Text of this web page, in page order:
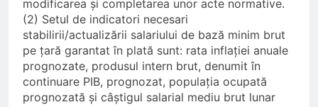
modificarea și completarea unor acte normative.
(2) Setul de indicatori necesari
stabilirii/actualizării salariului de bază minim brut
pe țară garantat în plată sunt: rata inflației anuale
prognozate, produsul intern brut, denumit în
continuare PIB, prognozat, populația ocupată
prognozată și câștigul salarial mediu brut lunar